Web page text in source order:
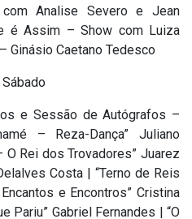
Analise Severo e Jean
é Assim – Show com Luiza
Ginásio Caetano Tedesco
e Sessão de Autógrafos –
– Reza-Dança” Juliano
Rei dos Trovadores” Juarez
Costa | “Terno de Reis
e Encontros” Cristina
Pariu” Gabriel Fernandes | “O